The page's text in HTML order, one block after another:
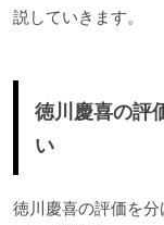
説していきます。
徳川慶喜の評
い
徳川慶喜の評価を